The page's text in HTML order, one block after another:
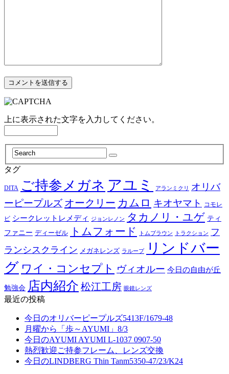
上に表示された文字を入力してください。
タグ
DITA ご持参メガネ アユミ アランミクリ
オリバ
ーピープルズ オークリー カムロ キオヤマト
コモレ
ビ シークレットレメディ ジョンレノン タカノリ・ユゲ ティ
ファニー ディーゼル トムフォード トムブラウン トラクション フ
ランシスクライン メガネレンズ ラループ
リンドバー
グ ワイ・コンセプト ヴィオルー 今日の自由が丘
勉強会 店内紹介 松江工房 眼鏡レンズ
最近の投稿
今日のオリバーピープルズ5413F/1679-48
月曜から「歩～AYUMI」8/3
今日のAYUMI AYUMI L-1037 0907-50
熱烈歓迎ご持参フレーム、レンズ交換
今日のLINDBERG Thin Tanm5350-47/23/K24